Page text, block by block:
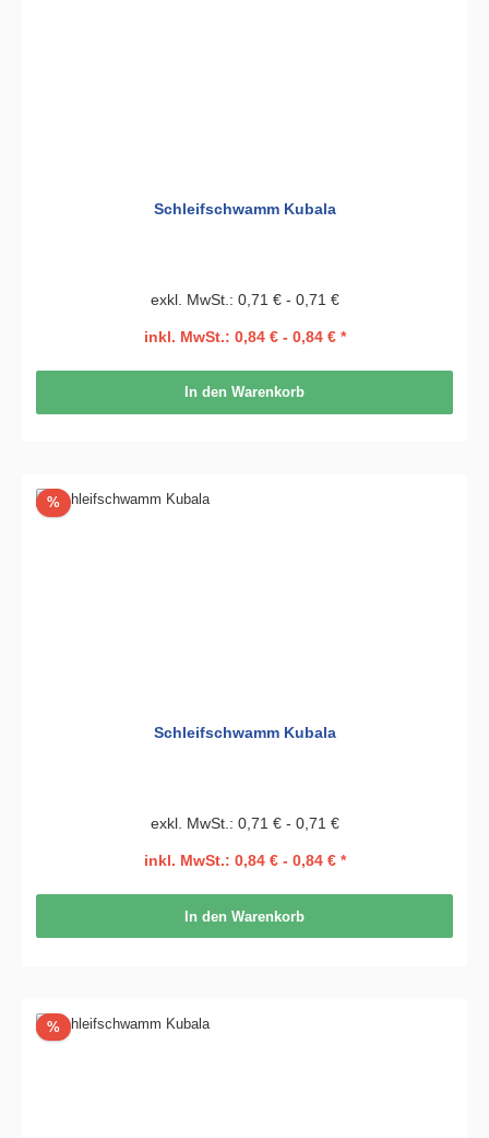
Schleifschwamm Kubala
exkl. MwSt.: 0,71 € - 0,71 €
inkl. MwSt.: 0,84 € - 0,84 € *
In den Warenkorb
%Rabatt
Schleifschwamm Kubala
exkl. MwSt.: 0,71 € - 0,71 €
inkl. MwSt.: 0,84 € - 0,84 € *
In den Warenkorb
%Rabatt